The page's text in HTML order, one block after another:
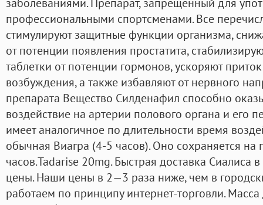
профессиональными спортсменами. Все
стимулируют защитные функции организма,
от потенции появления простатита,
таблетки от потенции гормонов, ускоряют
возбуждения, а также избавляют от нервного
препарата Вещество Силденафил способно
воздействие на артерии полового органа и его
имеет аналогичное по длительности время
обычная Виагра (4-5 часов). Оно сохраняется
часов.Tadarise 20mg. Быстрая доставка Сиалиса
цены. Наши цены в 2—3 раза ниже, чем в
работаем по принципу интернет-торговли.